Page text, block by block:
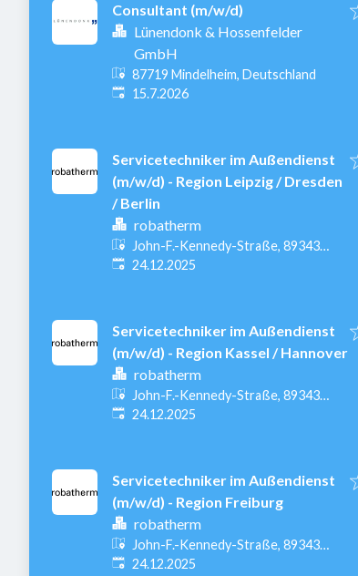
Consultant (m/w/d)
Lünendonk & Hossenfelder
GmbH
87719 Mindelheim, Deutschland
Veröffentlicht
15.7.2026
Servicetechniker im Außendienst
(m/w/d) - Region Leipzig / Dresden
/ Berlin
robatherm
John-F.-Kennedy-Straße, 89343
Jettingen-Scheppach, Deutschland
Veröffentlicht
24.12.2025
Servicetechniker im Außendienst
(m/w/d) - Region Kassel / Hannover
robatherm
John-F.-Kennedy-Straße, 89343
Jettingen-Scheppach, Deutschland
Veröffentlicht
24.12.2025
Servicetechniker im Außendienst
(m/w/d) - Region Freiburg
robatherm
John-F.-Kennedy-Straße, 89343
Jettingen-Scheppach, Deutschland
Veröffentlicht
24.12.2025